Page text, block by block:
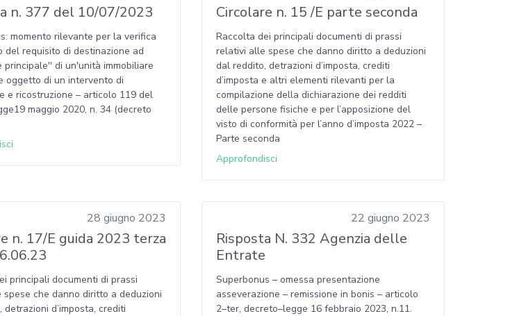
n. 377 del 10/07/2023
momento rilevante per la verifica
del requisito di destinazione ad
principale'' di un'unità immobiliare
oggetto di un intervento di
e ricostruzione – articolo 119 del
maggio 2020, n. 34 (decreto
Circolare n. 15 /E parte seconda
Raccolta dei principali documenti di prassi
relativi alle spese che danno diritto a deduzioni
dal reddito, detrazioni d’imposta, crediti
d’imposta e altri elementi rilevanti per la
compilazione della dichiarazione dei redditi
delle persone fisiche e per l’apposizione del
visto di conformità per l’anno d’imposta 2022 –
Parte seconda
Approfondisci
28 giugno 2023
n. 17/E guida 2023 terza
principali documenti di prassi
che danno diritto a deduzioni
d’imposta, crediti
22 giugno 2023
Risposta N. 332 Agenzia delle
Entrate
Superbonus – omessa presentazione
asseverazione – remissione in bonis – articolo
2–ter, decreto–legge 16 febbraio 2023, n.11.